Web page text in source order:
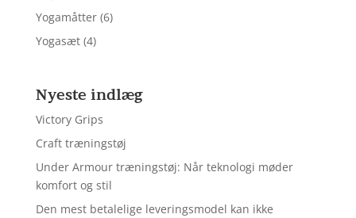
Yogamåtter (6)
Yogasæt (4)
Nyeste indlæg
Victory Grips
Craft træningstøj
Under Armour træningstøj: Når teknologi møder
komfort og stil
Den mest betalelige leveringsmodel kan ikke